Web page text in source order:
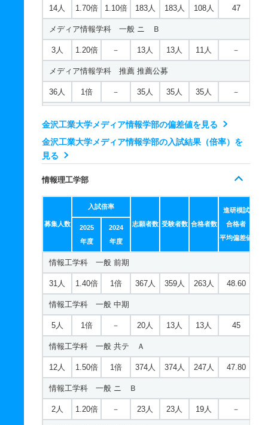
環境デザイン創成学科 推薦 専門高校特別公募
5人 1倍 － 1人
14人 1.70倍 1.10倍 183人 183人 108人 47
メディア情報学科 一般 ニ Ｂ
3人 1.20倍 － 13人 13人 11人 －
メディア情報学科 推薦 推薦公募
36人 1倍 － 35人 35人 35人 －
心理情報デザイン学科 一般 前期
15人 1.10倍 50.80
心理情報デザイン学科 一般 中期
1倍 －
心理情報デザイン学科 一般 共テ Ａ
6人 1.40倍 1倍
心理情報デザイン学科 一般 ニ Ｂ
1人 1倍 －
心理情報デザイン学科 推薦 推薦公募
15人 1倍 － 9人
心理情報デザイン学科 推薦 専門高校特別公募
6人 1倍 －
金沢工業大学メディア情報学部の偏差値を見る
金沢工業大学メディア情報学部の入試結果（倍率）を
見る
情報理工学部
募集人数
入試倍率
志願者数 受験者数 合格者数
進研模試
合格者
平均偏差値
2025
年度
2024
年度
情報工学科 一般 前期
31人 1.40倍 1倍 367人 359人 263人 48.60
情報工学科 一般 中期
5人 1倍 － 20人 13人 13人 45
情報工学科 一般 共テ Ａ
12人 1.50倍 1倍 374人 374人 247人 47.80
情報工学科 一般 ニ Ｂ
2人 1.20倍 － 23人 23人 19人 －